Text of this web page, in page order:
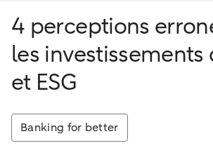
4 perceptions
les investissements
et ESG
Banking for better